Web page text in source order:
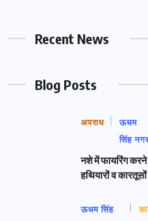
Recent News
Blog Posts
अपराध
ऊधम
सिंह
नशे में फायरिंग
हथियारों व कारतूसों
ऊधम सिंह